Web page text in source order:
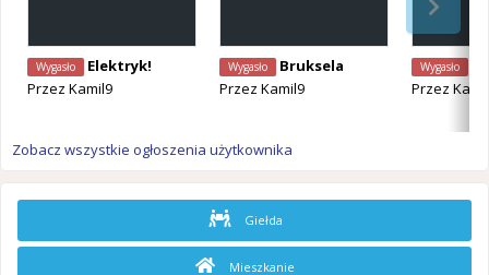
Wygasło
Elektryk!
Przez Kamil9
Wygasło
Bruksela
Przez Kamil9
Wygasło
Przez
Zobacz wszystkie ogłoszenia użytkownika
Giełda
Mieszkanie